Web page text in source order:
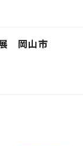
展 岡山市